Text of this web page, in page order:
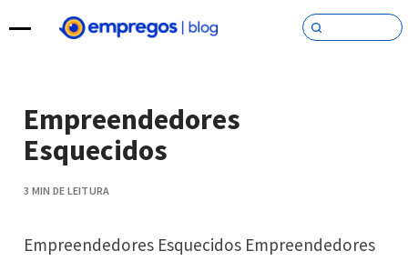
Pular para o conteúdo
Empreendedores
Esquecidos
3 MIN DE LEITURA
Empreendedores Esquecidos Empreendedores